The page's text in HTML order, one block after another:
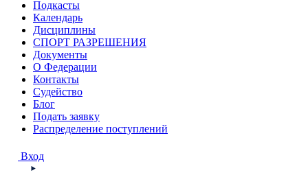
Подкасты
Календарь
Дисциплины
СПОРТ РАЗРЕШЕНИЯ
Документы
О Федерации
Контакты
Судейство
Блог
Подать заявку
Распределение поступлений
Вход